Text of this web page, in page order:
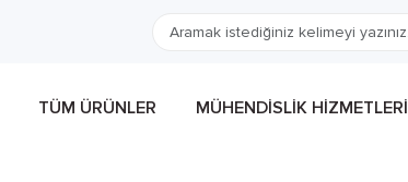
TÜM ÜRÜNLER MÜHENDISLIK HIZMETLERI